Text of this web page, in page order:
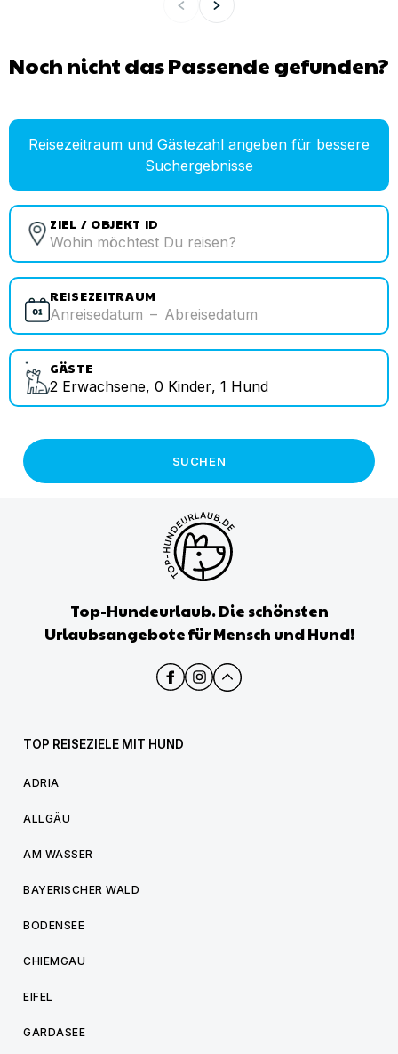
Noch nicht das Passende gefunden?
Reisezeitraum und Gästezahl angeben für bessere
Suchergebnisse
ZIEL / OBJEKT ID
REISEZEITRAUM
Anreisedatum – Abreisedatum
GÄSTE
2 Erwachsene, 0 Kinder, 1 Hund
SUCHEN
Top-Hundeurlaub. Die schönsten
Urlaubsangebote für Mensch und Hund!
TOP REISEZIELE MIT HUND
ADRIA
ALLGÄU
AM WASSER
BAYERISCHER WALD
BODENSEE
CHIEMGAU
EIFEL
GARDASEE